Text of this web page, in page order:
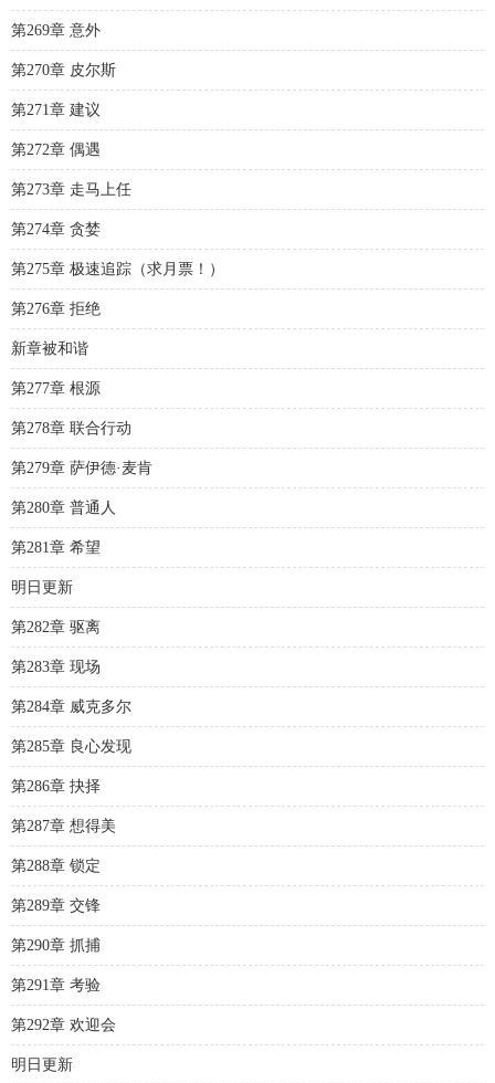
第269章 意外
第270章 皮尔斯
第271章 建议
第272章 偶遇
第273章 走马上任
第274章 贪婪
第275章 极速追踪（求月票！）
第276章 拒绝
新章被和谐
第277章 根源
第278章 联合行动
第279章 萨伊德·麦肯
第280章 普通人
第281章 希望
明日更新
第282章 驱离
第283章 现场
第284章 威克多尔
第285章 良心发现
第286章 抉择
第287章 想得美
第288章 锁定
第289章 交锋
第290章 抓捕
第291章 考验
第292章 欢迎会
明日更新